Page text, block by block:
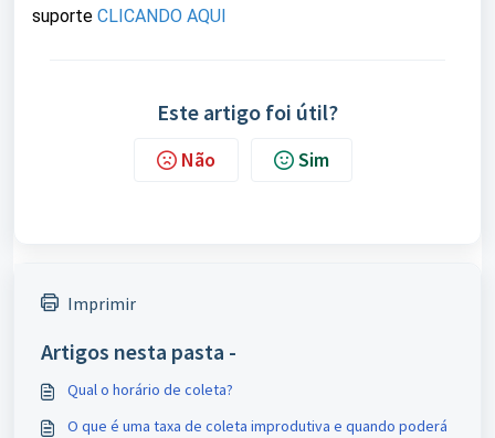
suporte CLICANDO AQUI
Este artigo foi útil?
Não Sim
Imprimir
Artigos nesta pasta -
Qual o horário de coleta?
O que é uma taxa de coleta improdutiva e quando poderá